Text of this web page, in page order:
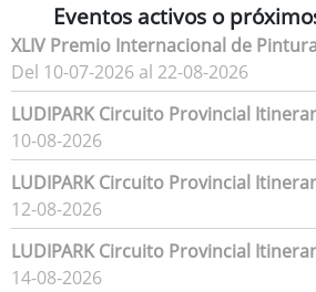
Eventos activos o
XLIV Premio Internacional de
Del 10-07-2026 al 22-08-2026
LUDIPARK Circuito Provincial
10-08-2026
LUDIPARK Circuito Provincial
12-08-2026
LUDIPARK Circuito Provincial
14-08-2026